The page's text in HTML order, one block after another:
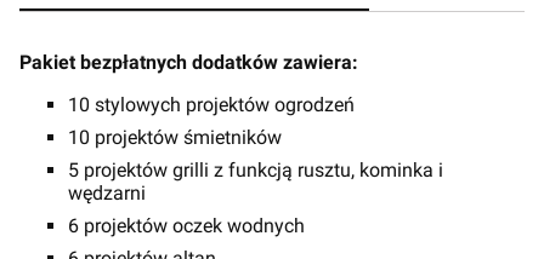
Pakiet bezpłatnych dodatków zawiera:
10 stylowych projektów ogrodzeń
10 projektów śmietników
5 projektów grilli z funkcją rusztu, kominka i
wędzarni
6 projektów oczek wodnych